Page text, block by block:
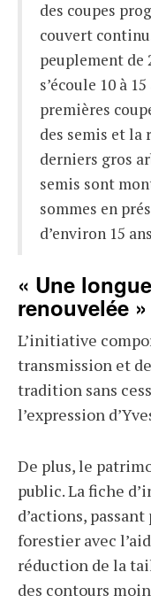
des coupes
couvert
peuplement de
s’écoule 10 à
premières
des semis et la
derniers gros
semis sont
sommes en
d’environ 15
« Une
renouvelée »
L’initiative
transmission et
tradition sans
l’expression
De plus, le
public. La fiche
d’actions,
forestier avec
réduction de la
des contours